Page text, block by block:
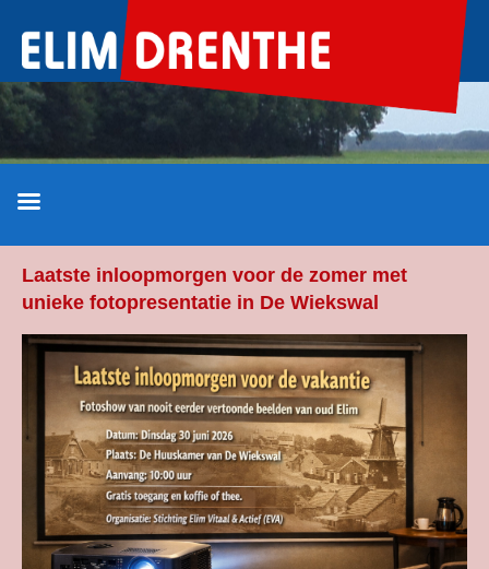
naar
inhoud
Laatste inloopmorgen voor de zomer met
unieke fotopresentatie in De Wiekswal